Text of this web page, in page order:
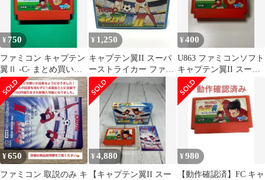
¥ 750
ファミコン キャプテン
翼Ⅱ -C- まとめ買い大
歓迎
¥ 1,250
キャプテン翼II スーパ
ーストライカー ファミ
コンソフト
¥400
U863 ファミコンソフト
キャプテン翼II スーパ
ーストライカー
¥650
ファミコン 取説のみ キ
¥4,880
【キャプテン翼II スー
¥980
【動作確認済】FC キャ